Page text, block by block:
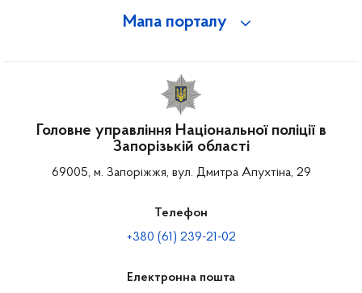
Мапа порталу
Головне управління Національної поліції в
Запорізькій області
69005, м. Запоріжжя, вул. Дмитра Апухтіна, 29
Телефон
+380 (61) 239-21-02
Електронна пошта